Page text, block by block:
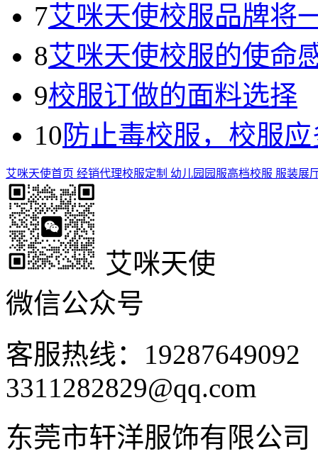
7艾咪天使校服品牌将
8艾咪天使校服的使命
9校服订做的面料选择
10防止毒校服，校服
艾咪天使首页 经销代理校服定制 幼儿园园服高档校服 服装展
艾咪天使
微信公众号
客服热线：
3311282829@qq.com
东莞市轩洋服饰有限